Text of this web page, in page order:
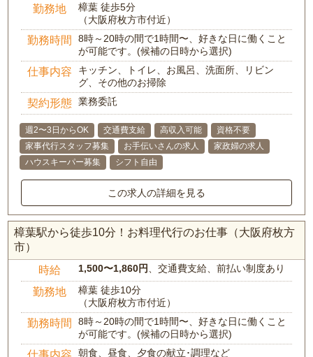
勤務地
樟葉 徒歩5分
（大阪府枚方市付近）
勤務時間
8時～20時の間で1時間〜、好きな日に働くこと
が可能です。(候補の日時から選択)
仕事内容
キッチン、トイレ、お風呂、洗面所、リビン
グ、その他のお掃除
契約形態 業務委託
週2〜3日からOK 交通費支給 高収入可能
資格不要
家事代行スタッフ募集
お手伝いさんの求人
家政婦の求人
ハウスキーパー募集
シフト自由
この求人の詳細を見る
樟葉駅から徒歩10分！お料理代行のお仕事（大阪府枚方
市）
時給 1,500〜1,860円 、交通費支給、前払い制度あり
勤務地
樟葉 徒歩10分
（大阪府枚方市付近）
勤務時間
8時～20時の間で1時間〜、好きな日に働くこと
が可能です。(候補の日時から選択)
仕事内容 朝食、昼食、夕食の献立･調理など